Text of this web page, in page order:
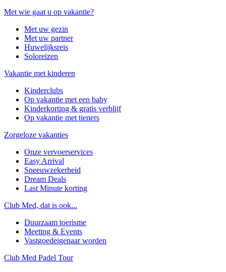
Met wie gaat u op vakantie?
Met uw gezin
Met uw partner
Huwelijksreis
Soloreizen
Vakantie met kinderen
Kinderclubs
Op vakantie met een baby
Kinderkorting & gratis verblijf
Op vakantie met tieners
Zorgeloze vakanties
Onze vervoerservices
Easy Arrival
Sneeuwzekerheid
Dream Deals
Last Minute korting
Club Med, dat is ook...
Duurzaam toerisme
Meeting & Events
Vastgoedeigenaar worden
Club Med Padel Tour